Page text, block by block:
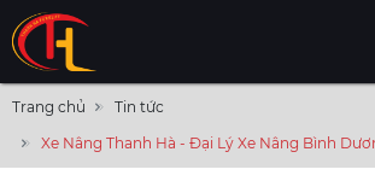
Trang chủ
Tin tức
Xe Nâng Thanh Hà - Đại Lý Xe Nâng Bình